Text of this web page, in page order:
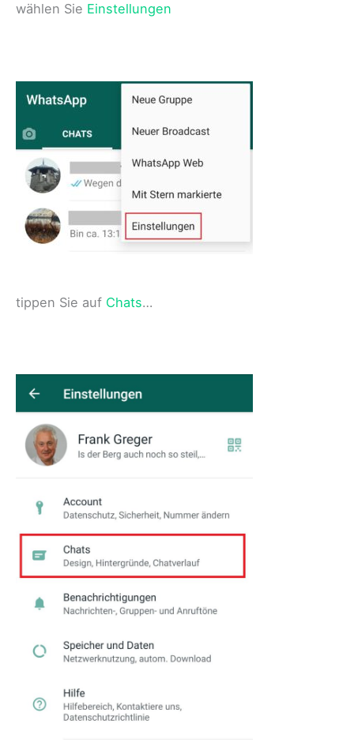
wählen Sie Einstellungen
tippen Sie auf Chats…